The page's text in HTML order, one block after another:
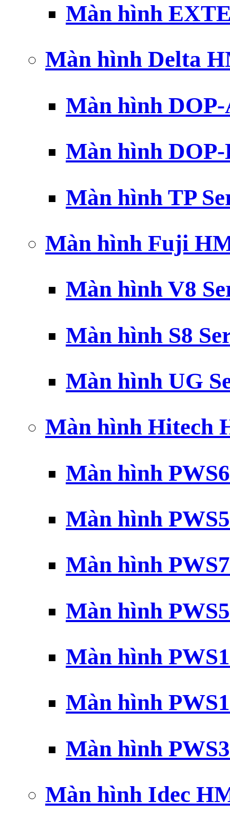
Màn hình
Màn hình Delta
Màn hình DOP-
Màn hình DOP-
Màn hình TP
Màn hình Fuji
Màn hình V8
Màn hình S8
Màn hình UG
Màn hình Hitech
Màn hình
Màn hình
Màn hình
Màn hình
Màn hình
Màn hình
Màn hình
Màn hình Idec